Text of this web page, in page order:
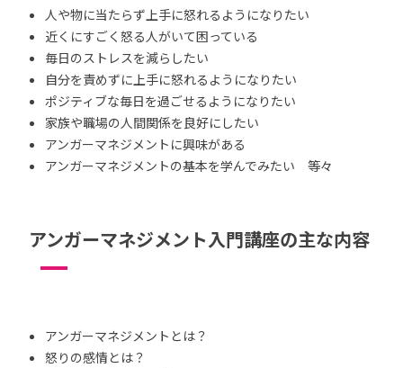
人や物に当たらず上手に怒れるようになりたい
近くにすごく怒る人がいて困っている
毎日のストレスを減らしたい
自分を責めずに上手に怒れるようになりたい
ポジティブな毎日を過ごせるようになりたい
家族や職場の人間関係を良好にしたい
アンガーマネジメントに興味がある
アンガーマネジメントの基本を学んでみたい 等々
アンガーマネジメント入門講座の主な内容
アンガーマネジメントとは？
怒りの感情とは？